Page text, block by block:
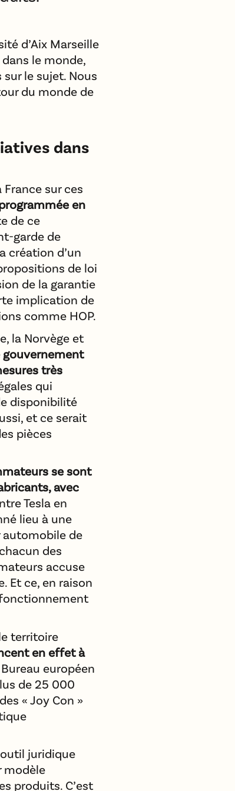
d’Aix Marseille
le monde,
le sujet. Nous
du monde de
dans
sur ces
en
de ce
garde de
création d’un
de loi
de la garantie
implication de
comme HOP.
la Norvège et
gouvernement
très
qui
disponibilité
et ce serait
pièces
se sont
avec
Tesla en
lieu à une
automobile de
des
accuse
Et ce, en raison
territoire
en effet à
européen
de 25 000
« Joy Con »
juridique
modèle
produits. C’est